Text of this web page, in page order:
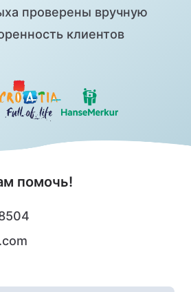
проверены вручную
клиентов
помочь!